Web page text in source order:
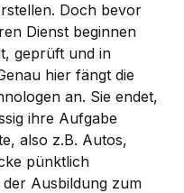
Doch bevor
Dienst beginnen
geprüft und in
hier fängt die
an. Sie endet,
ihre Aufgabe
also z.B. Autos,
pünktlich
Ausbildung zum